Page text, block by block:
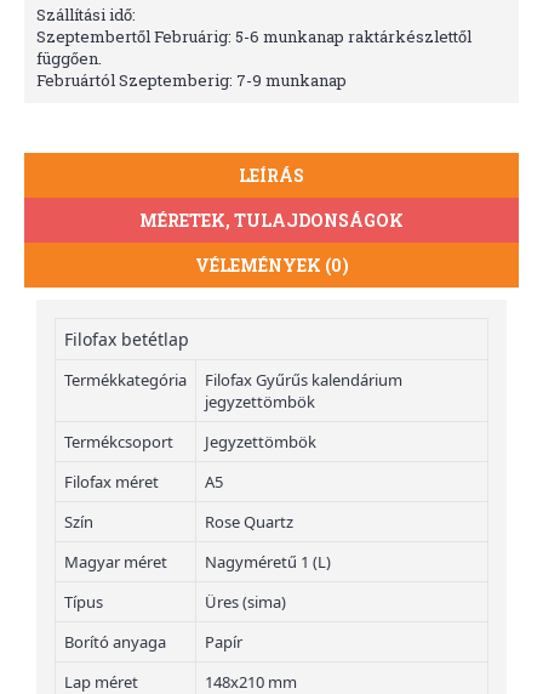
Szállítási idő:
Szeptembertől Februárig: 5-6 munkanap raktárkészlettől
függően.
Februártól Szeptemberig: 7-9 munkanap
LEÍRÁS
MÉRETEK, TULAJDONSÁGOK
VÉLEMÉNYEK (0)
Filofax betétlap
Termékkategória
Filofax Gyűrűs kalendárium
jegyzettömbök
Termékcsoport
Jegyzettömbök
Filofax méret
A5
Szín
Rose Quartz
Magyar méret
Nagyméretű 1 (L)
Típus
Üres (sima)
Borító anyaga
Papír
Lap méret
148x210 mm